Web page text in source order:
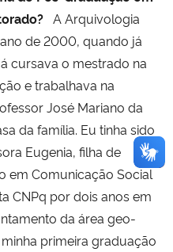
A Arquivologia
de 2000, quando já
cursava o mestrado na
e trabalhava na
José Mariano da
da família. Eu tinha sido
Eugenia, filha de
Comunicação Social 
CNPq por dois anos em
da área geo-
primeira graduação